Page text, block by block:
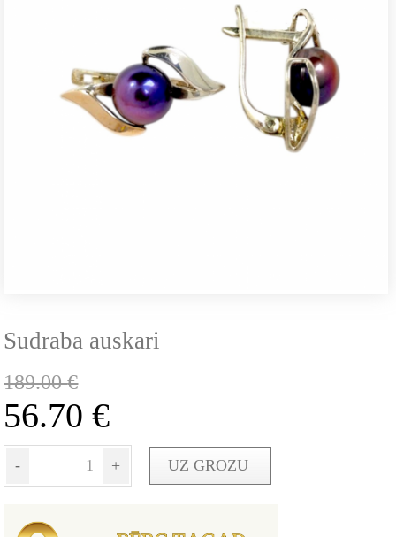
Sudraba auskari
189.00€
56.70€
- + UZ GROZU